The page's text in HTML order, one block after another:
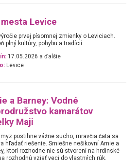
Levice
prvej písomnej zmienky o Leviciach.
plný kultúry, pohybu a tradícií.
17.05.2026 a ďalšie
Levice
a Barney: Vodné
kamarátov
Maji
postihne vážne sucho, mravčia čata sa
hľadať riešenie. Smiešne nešikovní Arnie a
ktorí rozhodne nie sú stvorení na hrdinské
rozhodnú vziať veci do vlastných rúk.